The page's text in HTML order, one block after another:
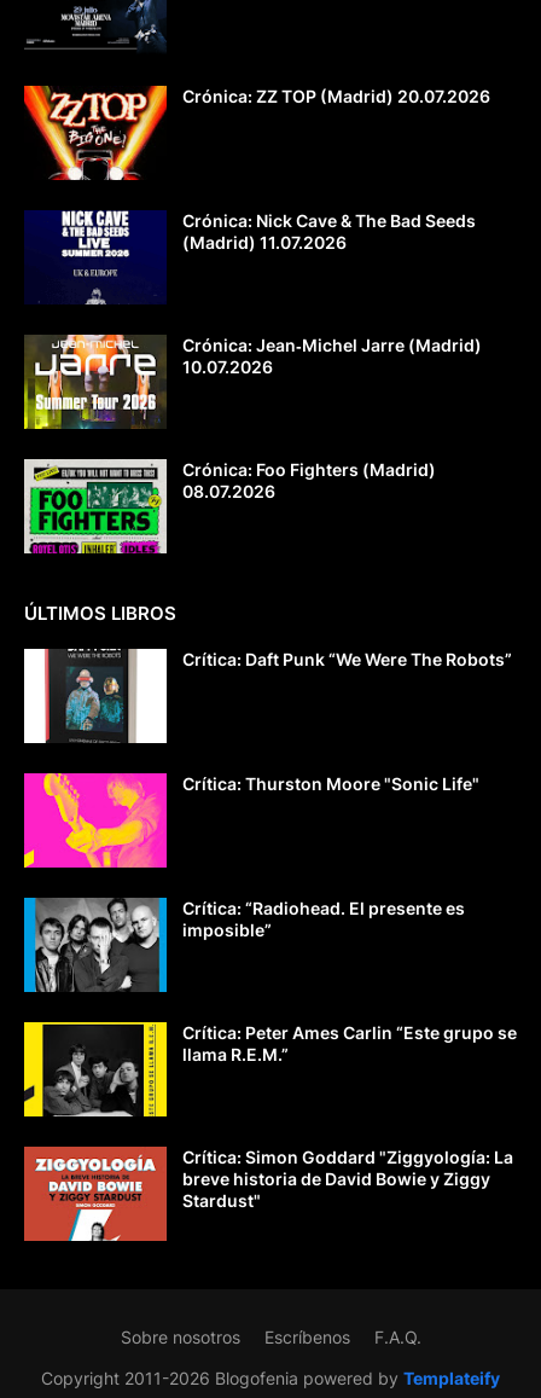
Crónica: ZZ TOP (Madrid) 20.07.2026
Crónica: Nick Cave & The Bad Seeds
(Madrid) 11.07.2026
Crónica: Jean‐Michel Jarre (Madrid)
10.07.2026
Crónica: Foo Fighters (Madrid)
08.07.2026
ÚLTIMOS LIBROS
Crítica: Daft Punk “We Were The Robots”
Crítica: Thurston Moore "Sonic Life"
Crítica: “Radiohead. El presente es
imposible”
Crítica: Peter Ames Carlin “Este grupo se
llama R.E.M.”
Crítica: Simon Goddard "Ziggyología: La
breve historia de David Bowie y Ziggy
Stardust"
Copyright 2011-2026 Blogofenia powered by Templateify
Sobre nosotros Escríbenos F.A.Q.